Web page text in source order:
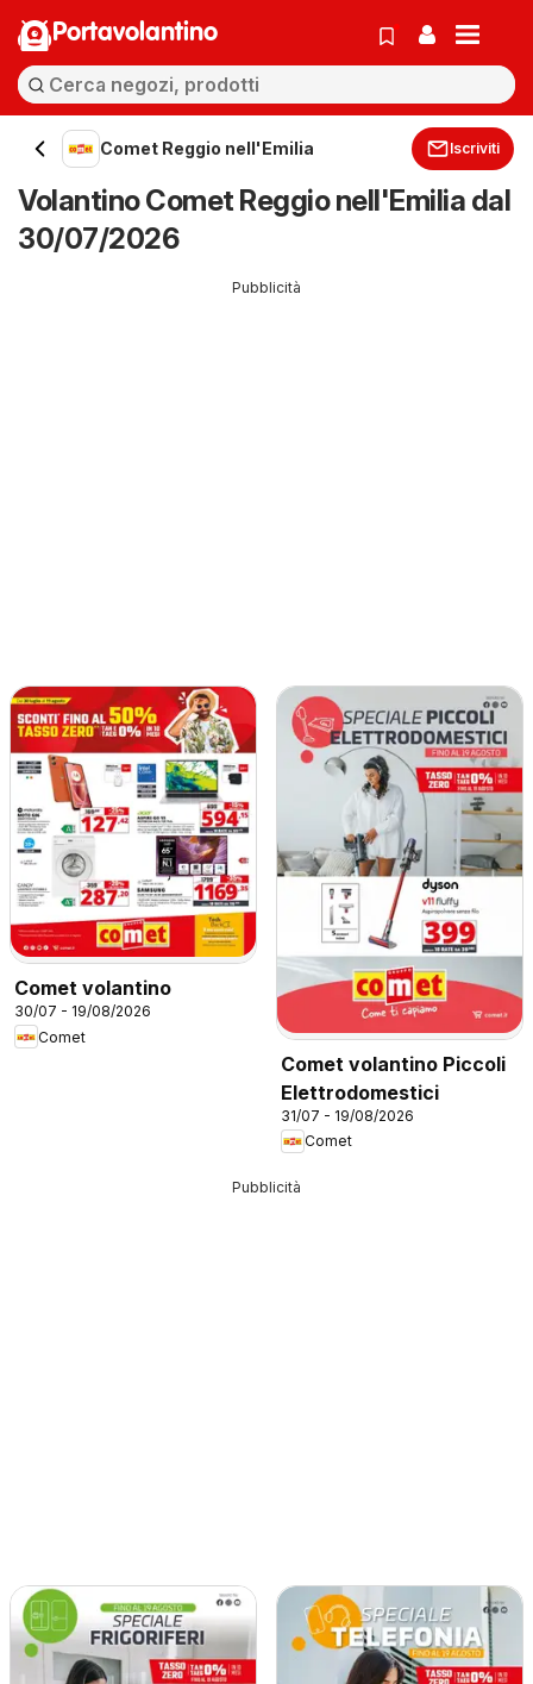
Portavolantino
Comet Reggio nell'Emilia Iscriviti
Volantino Comet Reggio nell'Emilia dal
30/07/2026
Pubblicità
Comet volantino
30/07 - 19/08/2026
Comet
Comet volantino Piccoli
Elettrodomestici
31/07 - 19/08/2026
Comet
Pubblicità